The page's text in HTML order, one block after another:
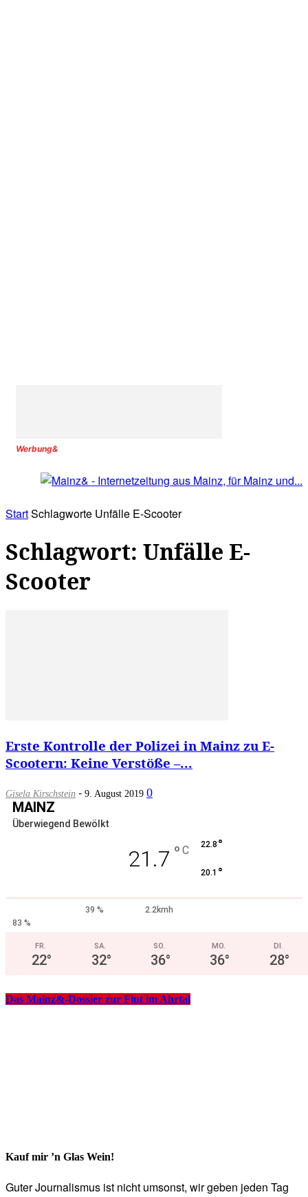
Werbung&
StartSchlagworte Unfälle E-Scooter
Schlagwort: Unfälle E-
Scooter
Erste Kontrolle der Polizei in Mainz zu E-
Scootern: Keine Verstöße –...
Gisela Kirschstein - 9. August 2019 0
MAINZ
Überwiegend Bewölkt
21.7 ° C 22.8 °
20.1 °
39 %
2.2kmh
83 %
FR.
22°
SA.
32°
SO.
36°
MO.
36°
DI.
28°
Das Mainz&-Dossier zur Flut im Ahrtal
Kauf mir ’n Glas Wein!
Guter Journalismus ist nicht umsonst, wir geben jeden Tag